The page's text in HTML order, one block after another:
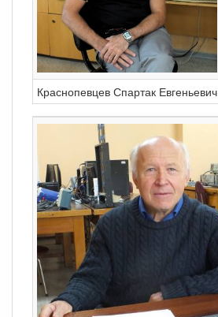
Краснопевцев Спартак Евгеньевич